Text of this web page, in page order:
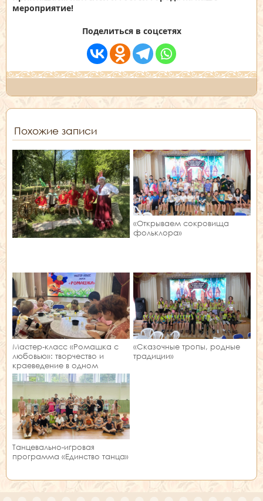
мероприятие!
Поделиться в соцсетях
Похожие записи
«Открываем сокровища
фольклора»
Мастер‑класс «Ромашка с
любовью»: творчество и
краеведение в одном
занятии!
«Сказочные тропы, родные
традиции»
Танцевально-игровая
программа «Единство танца»